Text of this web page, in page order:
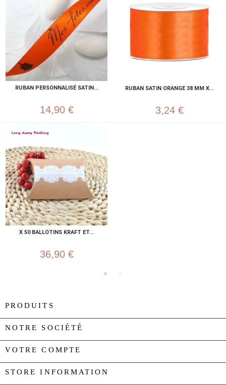
RUBAN PERSONNALISÉ SATIN...
14,90 €
RUBAN SATIN ORANGE 38 MM X...
3,24 €
X 50 BALLOTINS KRAFT ET...
36,90 €
PRODUITS
NOTRE SOCIÉTÉ
VOTRE COMPTE
STORE INFORMATION